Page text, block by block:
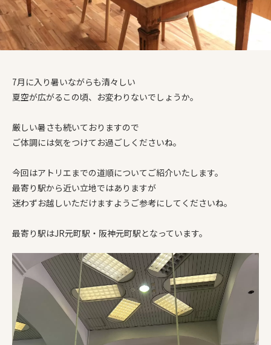
7月に入り暑いながらも清々しい
夏空が広がるこの頃、お変わりないでしょうか。
厳しい暑さも続いておりますので
ご体調には気をつけてお過ごしくださいね。
今回はアトリエまでの道順についてご紹介いたします。
最寄り駅から近い立地ではありますが
迷わずお越しいただけますようご参考にしてくださいね。
最寄り駅はJR元町駅・阪神元町駅となっています。